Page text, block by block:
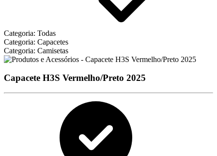
Categoria: Todas
Categoria: Capacetes
Categoria: Camisetas
Capacete H3S Vermelho/Preto 2025